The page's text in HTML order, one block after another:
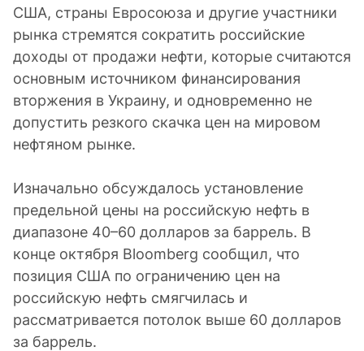
США, страны Евросоюза и другие участники
рынка стремятся сократить российские
доходы от продажи нефти, которые считаются
основным источником финансирования
вторжения в Украину, и одновременно не
допустить резкого скачка цен на мировом
нефтяном рынке.
Изначально обсуждалось установление
предельной цены на российскую нефть в
диапазоне 40–60 долларов за баррель. В
конце октября Bloomberg сообщил, что
позиция США по ограничению цен на
российскую нефть смягчилась и
рассматривается потолок выше 60 долларов
за баррель.